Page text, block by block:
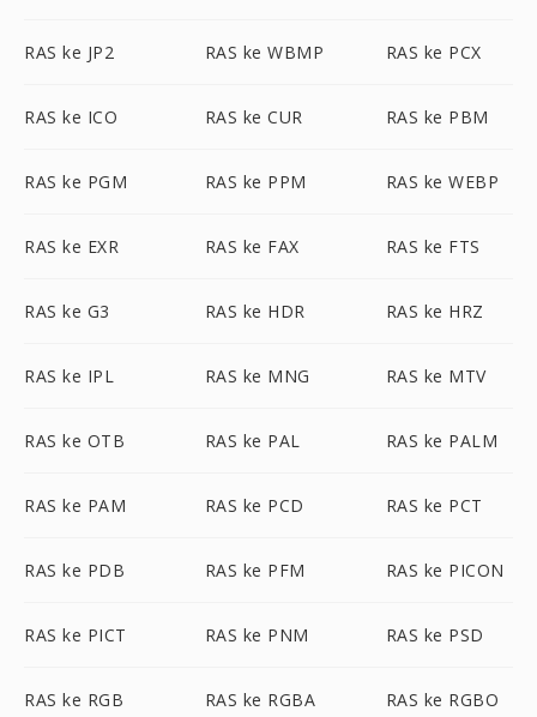
RAS ke JP2 RAS ke WBMP RAS ke PCX
RAS ke ICO RAS ke CUR RAS ke PBM
RAS ke PGM RAS ke PPM RAS ke WEBP
RAS ke EXR RAS ke FAX RAS ke FTS
RAS ke G3 RAS ke HDR RAS ke HRZ
RAS ke IPL RAS ke MNG RAS ke MTV
RAS ke OTB RAS ke PAL RAS ke PALM
RAS ke PAM RAS ke PCD RAS ke PCT
RAS ke PDB RAS ke PFM RAS ke PICON
RAS ke PICT RAS ke PNM RAS ke PSD
RAS ke RGB RAS ke RGBA RAS ke RGBO